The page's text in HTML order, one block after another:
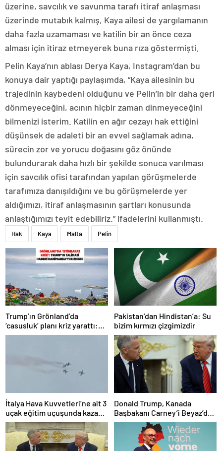
üzerine, savcılık ve savunma tarafı itiraf anlaşması
üzerinde mutabık kalmış, Kaya ailesi de yargılamanın
daha fazla uzamaması ve katilin bir an önce ceza
alması için itiraz etmeyerek buna rıza göstermişti.
Pelin Kaya’nın ablası Derya Kaya, Instagram’dan bu
konuya dair yaptığı paylaşımda, “Kaya ailesinin bu
trajedinin kaybedeni olduğunu ve Pelin’in bir daha geri
dönmeyeceğini, acının hiçbir zaman dinmeyeceğini
bilmenizi isterim. Katilin en ağır cezayı hak ettiğini
düşünsek de adaleti bir an evvel sağlamak adına,
sürecin zor ve yorucu doğasını göz önünde
bulundurarak daha hızlı bir şekilde sonuca varılması
için savcılık ofisi tarafından yapılan görüşmelerde
tarafımıza danışıldığını ve bu görüşmelerde yer
aldığımızı, itiraf anlaşmasının şartları konusunda
anlaştığımızı teyit edebiliriz.” ifadelerini kullanmıştı.
Hak Kaya Malta Pelin
Trump’ın Grönland’da
‘casusluk’ planı kriz yarattı:
Danimarka ABD elçisini
Pakistan’dan Hindistan’a: Su
bizim kırmızı çizgimizdir
İtalya Hava Kuvvetleri’ne ait 3
uçak eğitim uçuşunda kaza
yaptı
Donald Trump, Kanada
Başbakanı Carney’i Beyaz’da
ağırladı